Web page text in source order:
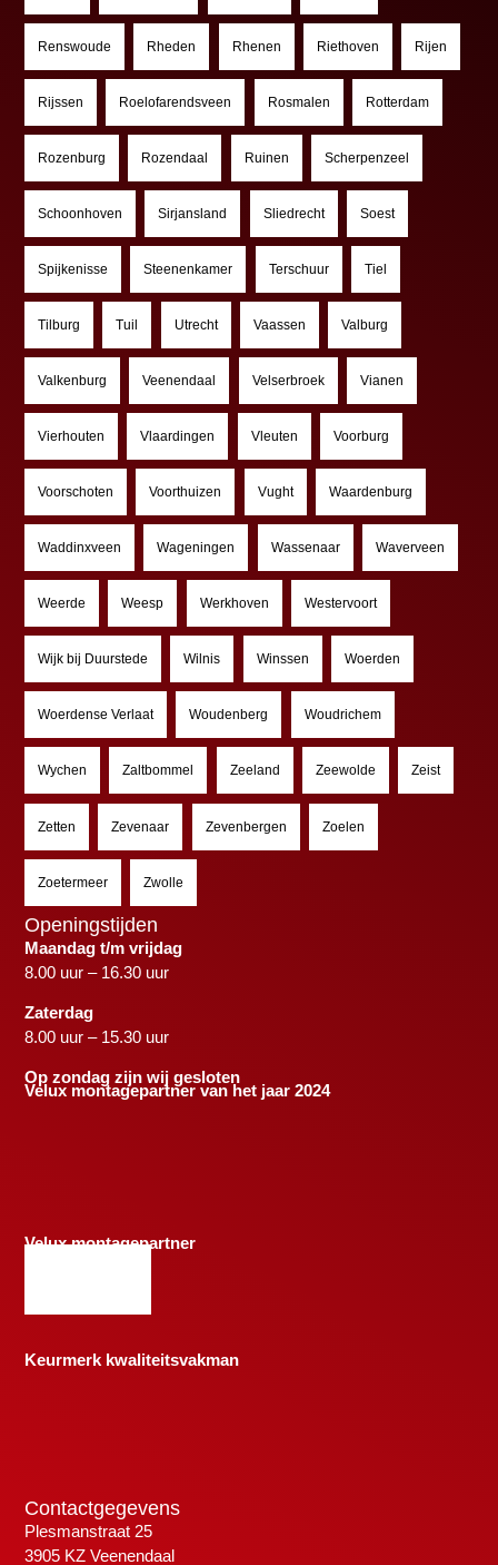
Renswoude Rheden Rhenen Riethoven Rijen
Rijssen Roelofarendsveen Rosmalen Rotterdam
Rozenburg Rozendaal Ruinen Scherpenzeel
Schoonhoven Sirjansland Sliedrecht Soest
Spijkenisse Steenenkamer Terschuur Tiel
Tilburg Tuil Utrecht Vaassen Valburg
Valkenburg Veenendaal Velserbroek Vianen
Vierhouten Vlaardingen Vleuten Voorburg
Voorschoten Voorthuizen Vught Waardenburg
Waddinxveen Wageningen Wassenaar Waverveen
Weerde Weesp Werkhoven Westervoort
Wijk bij Duurstede Wilnis Winssen Woerden
Woerdense Verlaat Woudenberg Woudrichem
Wychen Zaltbommel Zeeland Zeewolde Zeist
Zetten Zevenaar Zevenbergen Zoelen
Zoetermeer Zwolle
Openingstijden
Maandag t/m vrijdag
8.00 uur – 16.30 uur
Zaterdag
8.00 uur – 15.30 uur
Op zondag zijn wij gesloten
Velux montagepartner van het jaar 2024
Velux montagepartner
Keurmerk kwaliteitsvakman
Contactgegevens
Plesmanstraat 25
3905 KZ Veenendaal